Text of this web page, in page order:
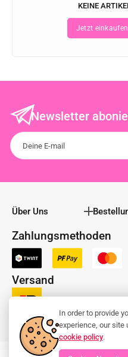
KEINE
Newsletter
Über Uns
Zahlungsmethoden
Versand
In order to provide
experience, our site
cookie policy.